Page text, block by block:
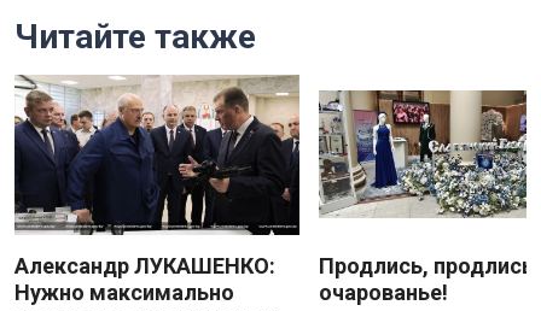
Читайте также
Александр ЛУКАШЕНКО:
Нужно максимально
Продлись, продлись
очарованье!